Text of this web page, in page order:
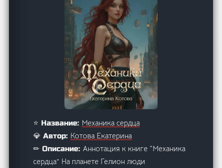
⭐ Название: Механика сердца
💎 Автор: Котова Екатерина
✏ Описание:Аннотация к книге “Механика
сердца” На планете Гелион люди